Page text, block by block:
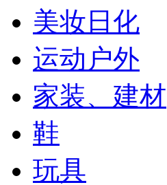
美妆日化
运动户外
家装、建材
鞋
玩具